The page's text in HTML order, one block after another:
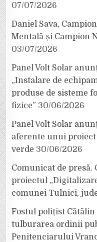
07/07/2026
Daniel Sava,
Mentală și Campion
03/07/2026
Panel Volt Solar
„Instalare de
produse de sisteme
fizice” 30/06/2026
Panel Volt Solar
aferente unui
verde 30/06/2026
Comunicat de
proiectul
comunei Tulnici,
Fostul polițist
tulburarea ordinii
Penitenciarului